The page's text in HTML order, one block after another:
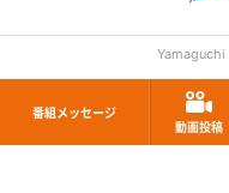
番組メッセージ
動画投稿